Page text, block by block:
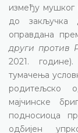
између мушког
до закључка
оправдана
други против
2021.
тумачења
родитељско
мајчинске
подносиоца
одбијен